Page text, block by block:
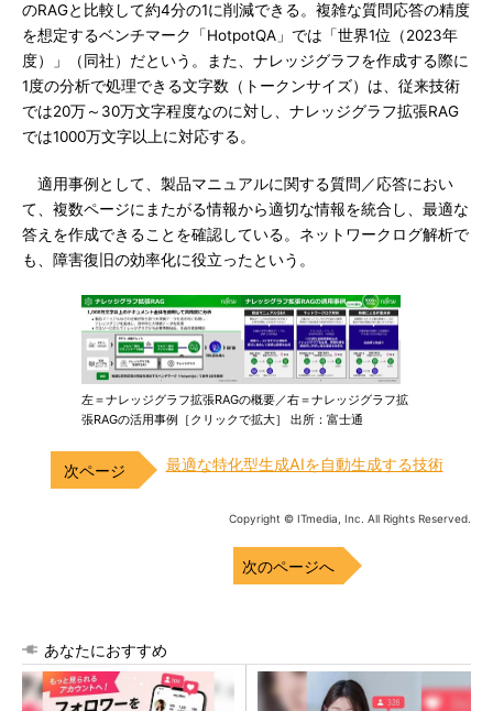
のRAGと比較して約4分の1に削減できる。複雑な質問応答の精度
を想定するベンチマーク「HotpotQA」では「世界1位（2023年
度）」（同社）だという。また、ナレッジグラフを作成する際に
1度の分析で処理できる文字数（トークンサイズ）は、従来技術
では20万～30万文字程度なのに対し、ナレッジグラフ拡張RAG
では1000万文字以上に対応する。
適用事例として、製品マニュアルに関する質問／応答におい
て、複数ページにまたがる情報から適切な情報を統合し、最適な
答えを作成できることを確認している。ネットワークログ解析で
も、障害復旧の効率化に役立ったという。
左＝ナレッジグラフ拡張RAGの概要／右＝ナレッジグラフ拡
張RAGの活用事例［クリックで拡大］ 出所：富士通
最適な特化型生成AIを自動生成する技術
Copyright © ITmedia, Inc. All Rights Reserved.
次のページへ
あなたにおすすめ